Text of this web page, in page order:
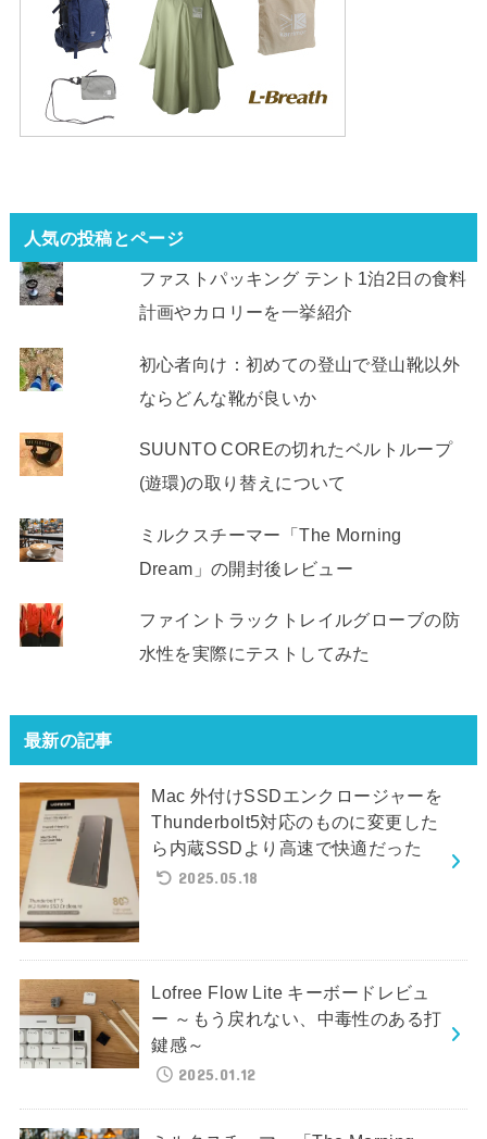
人気の投稿とページ
ファストパッキング テント1泊2日の食料
計画やカロリーを一挙紹介
初心者向け：初めての登山で登山靴以外
ならどんな靴が良いか
SUUNTO COREの切れたベルトループ
(遊環)の取り替えについて
ミルクスチーマー「The Morning
Dream」の開封後レビュー
ファイントラックトレイルグローブの防
水性を実際にテストしてみた
最新の記事
Mac 外付けSSDエンクロージャーを
Thunderbolt5対応のものに変更した
ら内蔵SSDより高速で快適だった
2025.05.18
Lofree Flow Lite キーボードレビュ
ー ～もう戻れない、中毒性のある打
鍵感～
2025.01.12